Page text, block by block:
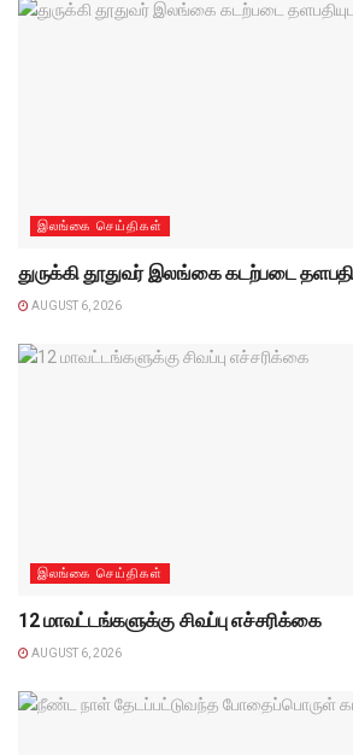
இலங்கை செய்திகள்
துருக்கி தூதுவர் இலங்கை கடற்படை
AUGUST 6, 2026
இலங்கை செய்திகள்
12 மாவட்டங்களுக்கு சிவப்பு எச்சரிக்கை
AUGUST 6, 2026